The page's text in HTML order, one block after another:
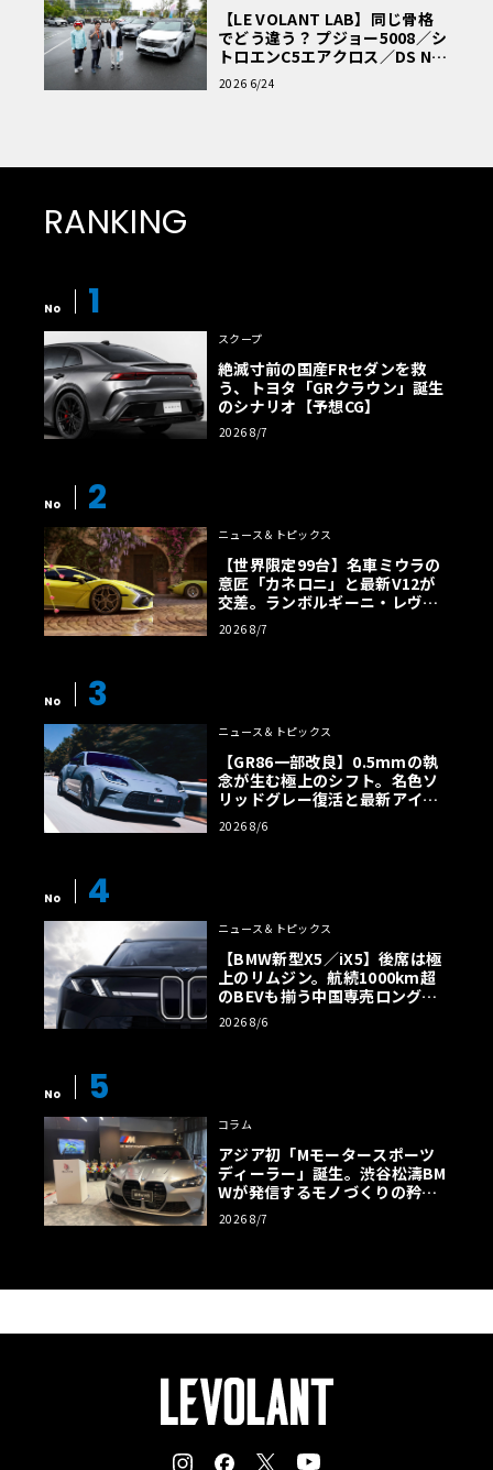
【LE VOLANT LAB】同じ骨格
でどう違う？ プジョー5008／シ
トロエンC5エアクロス／DS Nº4
読者一気乗りレポート
2026 6/24
RANKING
No 1
スクープ
絶滅寸前の国産FRセダンを救
う、トヨタ「GRクラウン」誕生
のシナリオ【予想CG】
2026 8/7
No 2
ニュース＆トピックス
【世界限定99台】名車ミウラの
意匠「カネロニ」と最新V12が
交差。ランボルギーニ・レヴエ
ルトに60周年記念車が登場
2026 8/7
No 3
ニュース＆トピックス
【GR86一部改良】0.5mmの執
念が生む極上のシフト。名色ソ
リッドグレー復活と最新アイサ
イトでFRの極みへ
2026 8/6
No 4
ニュース＆トピックス
【BMW新型X5／iX5】後席は極
上のリムジン。航続1000km超
のBEVも揃う中国専売ロング仕
様の全貌
2026 8/6
No 5
コラム
アジア初「Mモータースポーツ
ディーラー」誕生。渋谷松濤BM
Wが発信するモノづくりの矜持
【木下隆之コラム】
2026 8/7